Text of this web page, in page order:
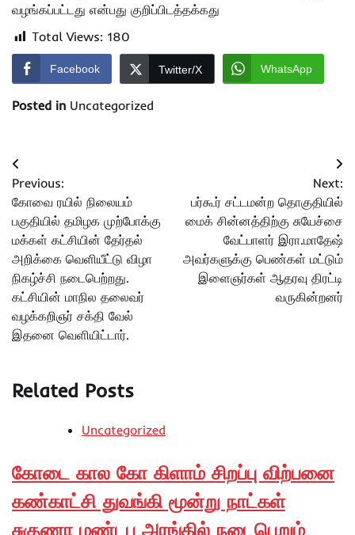
வழங்கப்பட்டது என்பது குறிப்பிடத்தக்கது
Total Views: 180
Facebook Twitter/X WhatsApp
Posted in Uncategorized
Post
navigation
Previous:
கோவை ரயில் நிலையம்
பகுதியில் தமிழக முற்போக்கு
மக்கள் கட்சியின் தேர்தல்
அறிக்கை வெளியீட்டு விழா
நிகழ்ச்சி நடைபெற்றது.
கட்சியின் மாநில தலைவர்
வழக்கறிஞர் சக்தி வேல்
இதனை வெளியிட்டார்.
Next:
பர்கூர் சட்டமன்ற தொகுதியில்
மைக் சின்னத்திற்கு சுயேச்சை
வேட்பாளர் இரா.மாதேஷ்
அவர்களுக்கு பெண்கள் மட்டும்
இளைஞர்கள் ஆதரவு திரட்டி
வருகின்றனர்
Related Posts
Uncategorized
கோடை கால கோ கிளாம் சிறப்பு விற்பனை
கண்காட்சி துவங்கி மூன்று நாட்கள்
சுகுணா மண்டப அரங்கில் நடைபெறும்